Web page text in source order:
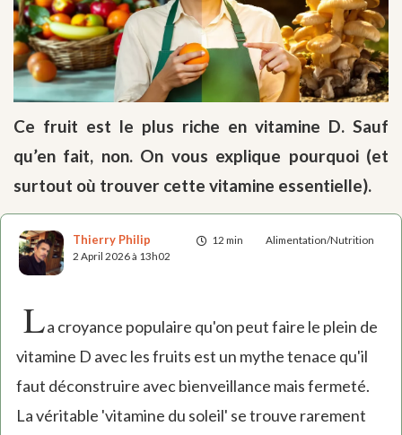
Ce fruit est le plus riche en vitamine D. Sauf
qu’en fait, non. On vous explique pourquoi (et
surtout où trouver cette vitamine essentielle).
12 min Alimentation/Nutrition
Thierry Philip
2 April 2026 à 13h02
La croyance populaire qu'on peut faire le plein de
vitamine D avec les fruits est un mythe tenace qu'il
faut déconstruire avec bienveillance mais fermeté.
La véritable 'vitamine du soleil' se trouve rarement